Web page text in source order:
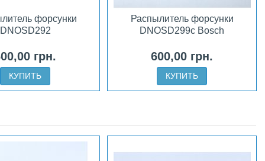
форсунки
DNOSD292
грн.
КУПИТЬ
Распылитель форсунки
DNOSD299c Bosch
600,00 грн.
КУПИТЬ